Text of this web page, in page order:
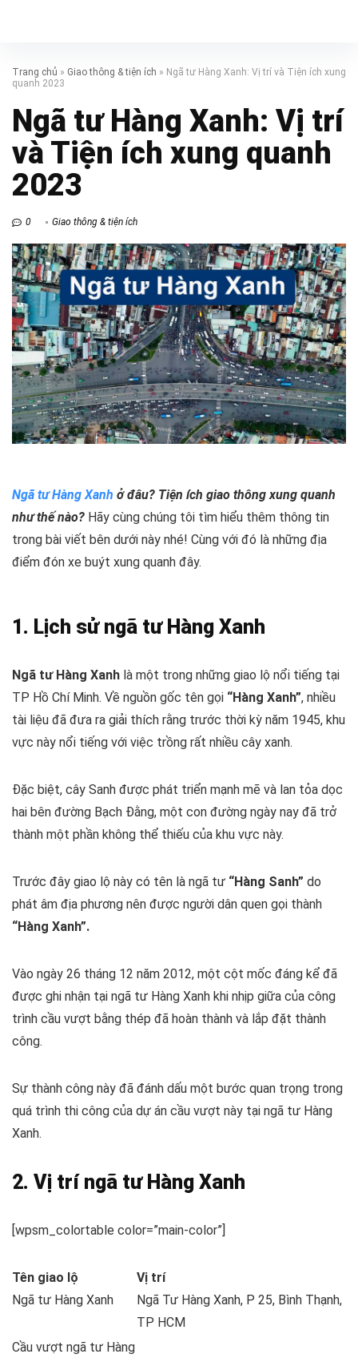
Trang chủ » Giao thông & tiện ích » Ngã tư Hàng Xanh: Vị trí và Tiện ích xung
quanh 2023
Ngã tư Hàng Xanh: Vị trí
và Tiện ích xung quanh
2023
0 Giao thông & tiện ích
Ngã tư Hàng Xanh ở đâu? Tiện ích giao thông xung quanh
như thế nào? Hãy cùng chúng tôi tìm hiểu thêm thông tin
trong bài viết bên dưới này nhé! Cùng với đó là những địa
điểm đón xe buýt xung quanh đây.
1. Lịch sử ngã tư Hàng Xanh
Ngã tư Hàng Xanh là một trong những giao lộ nổi tiếng tại
TP Hồ Chí Minh. Về nguồn gốc tên gọi “Hàng Xanh”, nhiều
tài liệu đã đưa ra giải thích rằng trước thời kỳ năm 1945, khu
vực này nổi tiếng với việc trồng rất nhiều cây xanh.
Đặc biệt, cây Sanh được phát triển mạnh mẽ và lan tỏa dọc
hai bên đường Bạch Đằng, một con đường ngày nay đã trở
thành một phần không thể thiếu của khu vực này.
Trước đây giao lộ này có tên là ngã tư “Hàng Sanh” do
phát âm địa phương nên được người dân quen gọi thành
“Hàng Xanh”.
Vào ngày 26 tháng 12 năm 2012, một cột mốc đáng kể đã
được ghi nhận tại ngã tư Hàng Xanh khi nhịp giữa của công
trình cầu vượt bằng thép đã hoàn thành và lắp đặt thành
công.
Sự thành công này đã đánh dấu một bước quan trọng trong
quá trình thi công của dự án cầu vượt này tại ngã tư Hàng
Xanh.
2. Vị trí ngã tư Hàng Xanh
[wpsm_colortable color=”main-color”]
Tên giao lộ
Vị trí
Ngã tư Hàng Xanh
Cầu vượt ngã tư Hàng
Ngã Tư Hàng Xanh, P 25, Bình Thạnh,
TP HCM